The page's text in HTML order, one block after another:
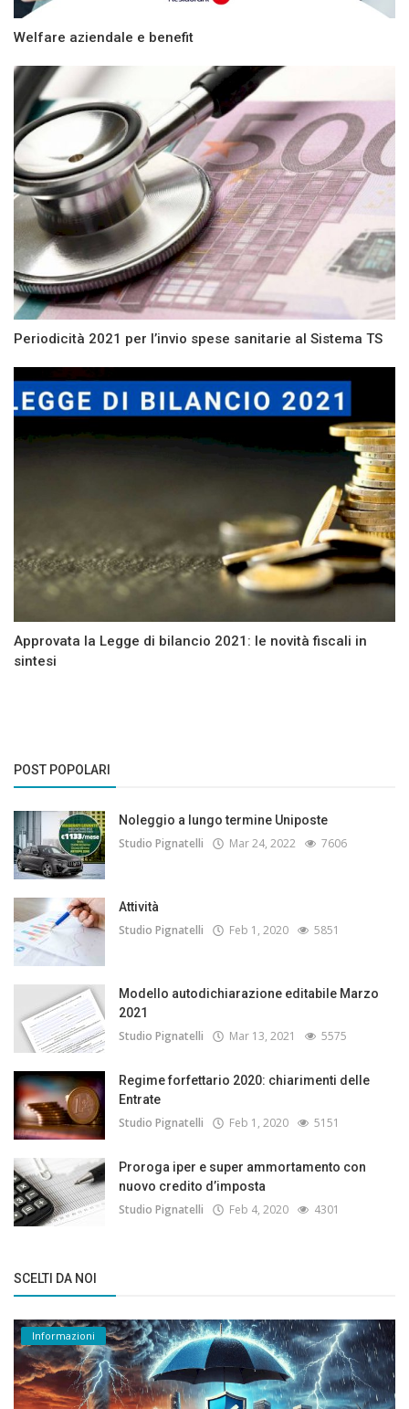
Welfare aziendale e benefit
Periodicità 2021 per l’invio spese sanitarie al Sistema TS
Approvata la Legge di bilancio 2021: le novità fiscali in
sintesi
POST POPOLARI
Noleggio a lungo termine Uniposte
Studio Pignatelli Mar 24, 2022 7606
Attività
Studio Pignatelli Feb 1, 2020 5851
Modello autodichiarazione editabile Marzo
2021
Studio Pignatelli Mar 13, 2021 5575
Regime forfettario 2020: chiarimenti delle
Entrate
Studio Pignatelli Feb 1, 2020 5151
Proroga iper e super ammortamento con
nuovo credito d’imposta
Studio Pignatelli Feb 4, 2020 4301
SCELTI DA NOI
Informazioni